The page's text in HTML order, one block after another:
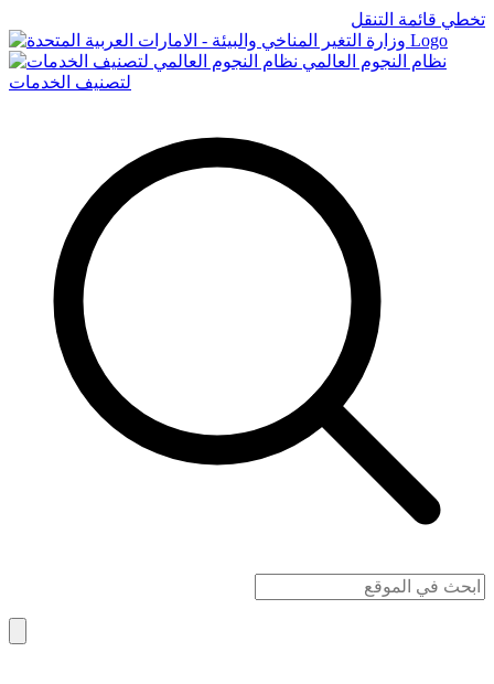
تخطي قائمة التنقل
Logo
نظام النجوم العالمي
لتصنيف الخدمات